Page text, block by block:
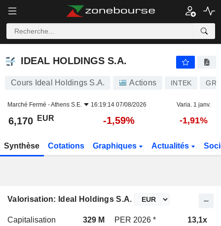
IDEAL HOLDINGS S.A.
IDEAL HOLDINGS S.A.
Cours Ideal Holdings S.A. Actions INTEK
Marché Fermé -Athens S.E. 16:19:14 07/08/2026 Varia. 1 janv.
6,170 EUR -1,59% -1,91%
Synthèse Cotations Graphiques Actualités
Valorisation: Ideal Holdings S.A.
Capitalisation 329 M PER 2026 * 13,1x